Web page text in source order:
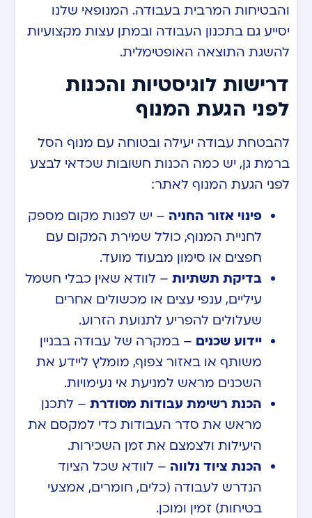
והבטיחות המרבית בעבודה. המנופאי שלנו
יסייע גם בתכנון העבודה ובמתן עצות מקצועיות
להשגת התוצאה האופטימלית.
דרישות לוגיסטיות והכנות
לפני הגעת המנוף
להבטחת עבודה יעילה ובטוחה עם מנוף הסל
ברמת גן, יש כמה הכנות חשובות שכדאי לבצע
לפני הגעת המנוף לאתר:
פינוי אזור החניה – יש לפנות מקום מספק
לחניית המנוף, כולל שמירת המקום עם
חפצים או סימון מבעוד מועד.
בדיקת תשתיות – לוודא שאין כבלי חשמל
עיליים, ענפי עצים או מכשולים אחרים
שעלולים להפריע לתנועת הזרוע.
יידוע שכנים – במקרה של עבודה בבניין
משותף או באזור צפוף, מומלץ ליידע את
השכנים מראש למניעת אי נעימויות.
הכנת רשימת עבודות מסודרת – לתכנן
מראש את סדר העבודות כדי למקסם את
היעילות ולצמצם את זמן השכירות.
הכנת ציוד נלווה – לוודא שכל הציוד
הנדרש לעבודה (כלים, חומרים, אמצעי
בטיחות) זמין ומוכן.